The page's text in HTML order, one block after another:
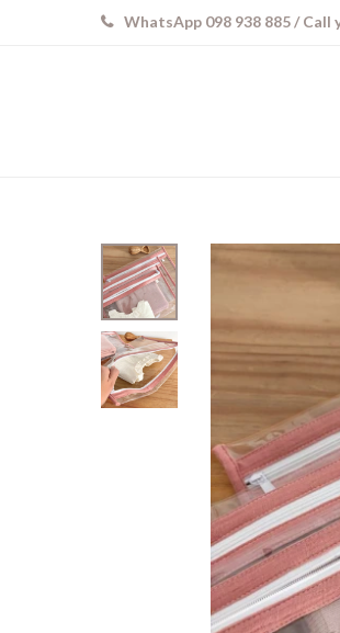
WhatsApp 098 938 885 / Call